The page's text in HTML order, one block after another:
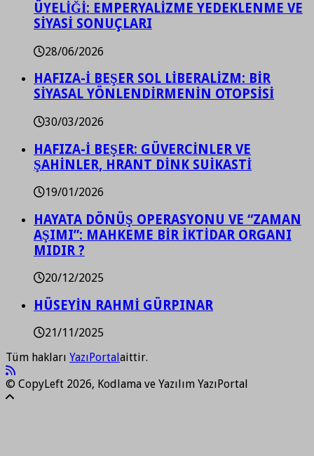
ÜYELİĞİ: EMPERYALİZME YEDEKLENME VE
SİYASİ SONUÇLARI
28/06/2026
HAFIZA-İ BEŞER SOL LİBERALİZM: BİR
SİYASAL YÖNLENDİRMENİN OTOPSİSİ
30/03/2026
HAFIZA-İ BEŞER: GÜVERCİNLER VE
ŞAHİNLER, HRANT DİNK SUİKASTİ
19/01/2026
HAYATA DÖNÜŞ OPERASYONU VE “ZAMAN
AŞIMI”: MAHKEME BİR İKTİDAR ORGANI
MIDIR ?
20/12/2025
HÜSEYİN RAHMİ GÜRPINAR
21/11/2025
Tüm hakları YazıPortal aittir.
© CopyLeft 2026, Kodlama ve Yazılım YazıPortal